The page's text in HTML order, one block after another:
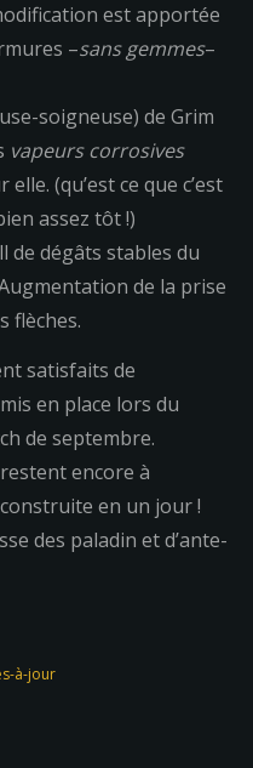
est apportée
–sans gemmes–
soigneuse) de Grim
vapeurs corrosives
(qu’est ce que c’est
assez tôt !)
de dégâts stables du
de la prise
flèches.
satisfaits de
en place lors du
de septembre.
encore à
en un jour !
des paladin et d’ante-
à-jour